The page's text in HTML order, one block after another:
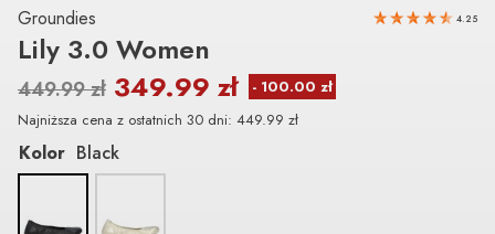
Groundies 4.25
Lily 3.0 Women
449.99zł 349.99 zł
Najniższa cena z ostatnich 30 dni: 449.99 zł
Kolor Black